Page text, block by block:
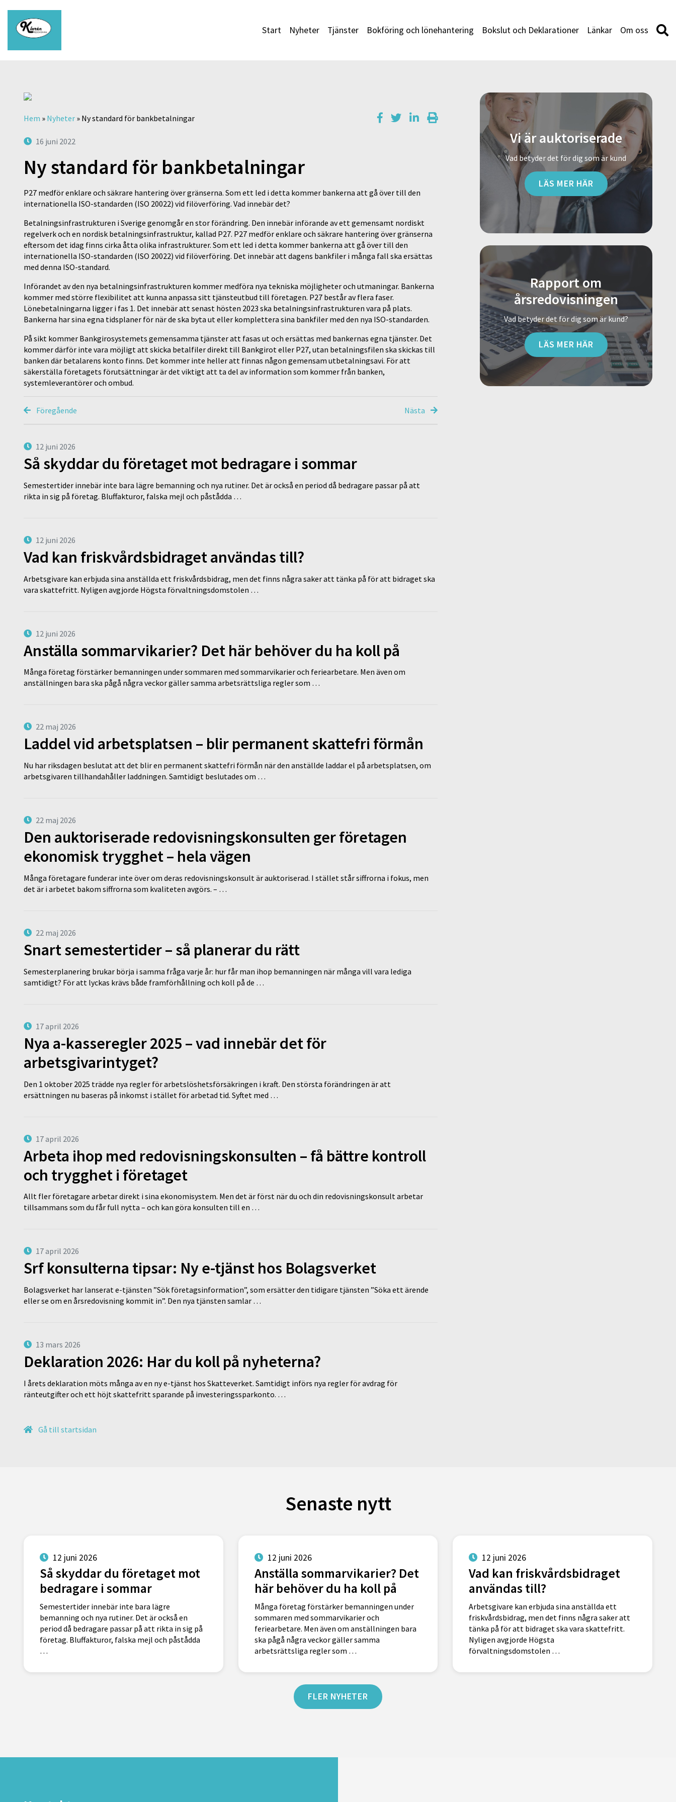
Start Nyheter Tjänster Bokföring och lönehantering Bokslut och Deklarationer Länkar Om oss
Hem » Nyheter » Ny standard för bankbetalningar
16 juni 2022
Ny standard för bankbetalningar
P27 medför enklare och säkrare hantering över gränserna. Som ett led i detta kommer bankerna att gå över till den
internationella ISO-standarden (ISO 20022) vid filöverföring. Vad innebär det?
Betalningsinfrastrukturen i Sverige genomgår en stor förändring. Den innebär införande av ett gemensamt nordiskt
regelverk och en nordisk betalningsinfrastruktur, kallad P27. P27 medför enklare och säkrare hantering över gränserna
eftersom det idag finns cirka åtta olika infrastrukturer. Som ett led i detta kommer bankerna att gå över till den
internationella ISO-standarden (ISO 20022) vid filöverföring. Det innebär att dagens bankfiler i många fall ska ersättas
med denna ISO-standard.
Införandet av den nya betalningsinfrastrukturen kommer medföra nya tekniska möjligheter och utmaningar. Bankerna
kommer med större flexibilitet att kunna anpassa sitt tjänsteutbud till företagen. P27 består av flera faser.
Lönebetalningarna ligger i fas 1. Det innebär att senast hösten 2023 ska betalningsinfrastrukturen vara på plats.
Bankerna har sina egna tidsplaner för när de ska byta ut eller komplettera sina bankfiler med den nya ISO-standarden.
På sikt kommer Bankgirosystemets gemensamma tjänster att fasas ut och ersättas med bankernas egna tjänster. Det
kommer därför inte vara möjligt att skicka betalfiler direkt till Bankgirot eller P27, utan betalningsfilen ska skickas till
banken där betalarens konto finns. Det kommer inte heller att finnas någon gemensam utbetalningsavi. För att
säkerställa företagets förutsättningar är det viktigt att ta del av information som kommer från banken,
systemleverantörer och ombud.
Föregående Nästa
12 juni 2026
Så skyddar du företaget mot bedragare i sommar
Semestertider innebär inte bara lägre bemanning och nya rutiner. Det är också en period då bedragare passar på att
rikta in sig på företag. Bluffakturor, falska mejl och påstådda …
12 juni 2026
Vad kan friskvårdsbidraget användas till?
Arbetsgivare kan erbjuda sina anställda ett friskvårdsbidrag, men det finns några saker att tänka på för att bidraget ska
vara skattefritt. Nyligen avgjorde Högsta förvaltningsdomstolen …
12 juni 2026
Anställa sommarvikarier? Det här behöver du ha koll på
Många företag förstärker bemanningen under sommaren med sommarvikarier och feriearbetare. Men även om
anställningen bara ska pågå några veckor gäller samma arbetsrättsliga regler som …
22 maj 2026
Laddel vid arbetsplatsen – blir permanent skattefri förmån
Nu har riksdagen beslutat att det blir en permanent skattefri förmån när den anställde laddar el på arbetsplatsen, om
arbetsgivaren tillhandahåller laddningen. Samtidigt beslutades om …
22 maj 2026
Den auktoriserade redovisningskonsulten ger företagen
ekonomisk trygghet – hela vägen
Många företagare funderar inte över om deras redovisningskonsult är auktoriserad. I stället står siffrorna i fokus, men
det är i arbetet bakom siffrorna som kvaliteten avgörs. – …
22 maj 2026
Snart semestertider – så planerar du rätt
Semesterplanering brukar börja i samma fråga varje år: hur får man ihop bemanningen när många vill vara lediga
samtidigt? För att lyckas krävs både framförhållning och koll på de …
17 april 2026
Nya a-kasseregler 2025 – vad innebär det för
arbetsgivarintyget?
Den 1 oktober 2025 trädde nya regler för arbetslöshetsförsäkringen i kraft. Den största förändringen är att
ersättningen nu baseras på inkomst i stället för arbetad tid. Syftet med …
17 april 2026
Arbeta ihop med redovisningskonsulten – få bättre kontroll
och trygghet i företaget
Allt fler företagare arbetar direkt i sina ekonomisystem. Men det är först när du och din redovisningskonsult arbetar
tillsammans som du får full nytta – och kan göra konsulten till en …
17 april 2026
Srf konsulterna tipsar: Ny e-tjänst hos Bolagsverket
Bolagsverket har lanserat e-tjänsten ”Sök företagsinformation”, som ersätter den tidigare tjänsten ”Söka ett ärende
eller se om en årsredovisning kommit in”. Den nya tjänsten samlar …
13 mars 2026
Deklaration 2026: Har du koll på nyheterna?
I årets deklaration möts många av en ny e-tjänst hos Skatteverket. Samtidigt införs nya regler för avdrag för
ränteutgifter och ett höjt skattefritt sparande på investeringssparkonto. …
Gå till startsidan
Vi är auktoriserade
Vad betyder det för dig som är kund
LÄS MER HÄR
Rapport om
årsredovisningen
Vad betyder det för dig som är kund?
LÄS MER HÄR
Senaste nytt
12 juni 2026
Så skyddar du företaget mot
bedragare i sommar
Semestertider innebär inte bara lägre
bemanning och nya rutiner. Det är också en
period då bedragare passar på att rikta in sig på
företag. Bluffakturor, falska mejl och påstådda
…
12 juni 2026
Anställa sommarvikarier? Det
här behöver du ha koll på
Många företag förstärker bemanningen under
sommaren med sommarvikarier och
feriearbetare. Men även om anställningen bara
ska pågå några veckor gäller samma
arbetsrättsliga regler som …
12 juni 2026
Vad kan friskvårdsbidraget
användas till?
Arbetsgivare kan erbjuda sina anställda ett
friskvårdsbidrag, men det finns några saker att
tänka på för att bidraget ska vara skattefritt.
Nyligen avgjorde Högsta
förvaltningsdomstolen …
FLER NYHETER